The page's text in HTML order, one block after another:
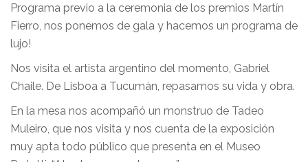
Programa previo a la ceremonia de los premios Martín
Fierro, nos ponemos de gala y hacemos un programa de
lujo!
Nos visita el artista argentino del momento, Gabriel
Chaile. De Lisboa a Tucumán, repasamos su vida y obra.
En la mesa nos acompañó un monstruo de Tadeo
Muleiro, que nos visita y nos cuenta de la exposición
muy apta todo público que presenta en el Museo